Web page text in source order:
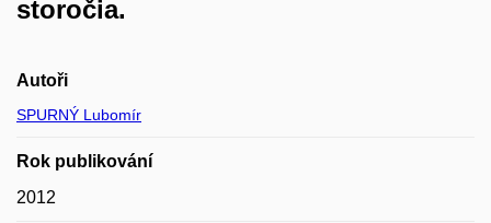
storočia.
Autoři
SPURNÝ Lubomír
Rok publikování
2012